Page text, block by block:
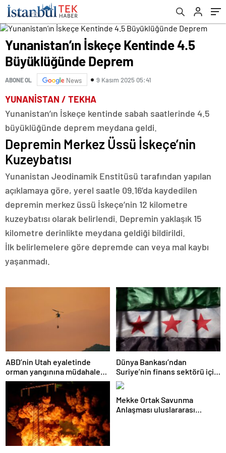
Yunanistan’ın İskeçe Kentinde 4.5
Büyüklüğünde Deprem
ABONE OL News 9 Kasım 2025 05:41
YUNANİSTAN / TEKHA
Yunanistan’ın İskeçe kentinde sabah saatlerinde 4.5
büyüklüğünde deprem meydana geldi.
Depremin Merkez Üssü İskeçe’nin
Kuzeybatısı
Yunanistan Jeodinamik Enstitüsü tarafından yapılan
açıklamaya göre, yerel saatle 09.16’da kaydedilen
depremin merkez üssü İskeçe’nin 12 kilometre
kuzeybatısı olarak belirlendi. Depremin yaklaşık 15
kilometre derinlikte meydana geldiği bildirildi.
İlk belirlemelere göre depremde can veya mal kaybı
yaşanmadı.
ABD’nin Utah eyaletinde
orman yangınına müdahale
eden helikopter düştü
Dünya Bankası’ndan
Suriye’nin finans sektörü için
100 milyon dolarlık hibe
Mekke Ortak Savunma
Anlaşması uluslararası